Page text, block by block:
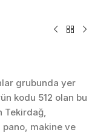
grubunda yer
kodu 512 olan bu
Tekirdağ,
makine ve